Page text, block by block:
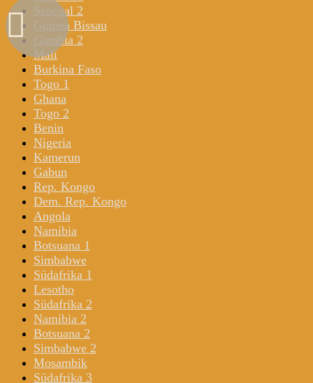
Senegal 2
Guinea Bissau
Gambia 2
Mali
Burkina Faso
Togo 1
Ghana
Togo 2
Benin
Nigeria
Kamerun
Gabun
Rep. Kongo
Dem. Rep. Kongo
Angola
Namibia
Botsuana 1
Simbabwe
Südafrika 1
Lesotho
Südafrika 2
Namibia 2
Botsuana 2
Simbabwe 2
Mosambik
Südafrika 3